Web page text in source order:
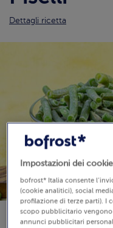
Dettagli ricetta
Impostazioni dei cookie
bofrost* Italia consente
(cookie analitici), social
profilazione di terze parti). I
scopo pubblicitario
annunci pubblicitari